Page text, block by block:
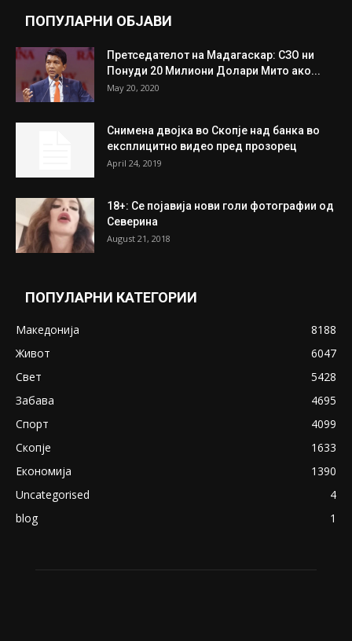
ПОПУЛАРНИ ОБЈАВИ
Претседателот на Мадагаскар: СЗО ни
Понуди 20 Милиони Долари Мито ако...
May 20, 2020
Снимена двојка во Скопје над банка во
експлицитно видео пред прозорец
April 24, 2019
18+: Се појавија нови голи фотографии од
Северина
August 21, 2018
ПОПУЛАРНИ КАТЕГОРИИ
Македонија
8188
Живот
6047
Свет
5428
Забава
4695
Спорт
4099
Скопје
1633
Економија
1390
Uncategorised
4
blog
1